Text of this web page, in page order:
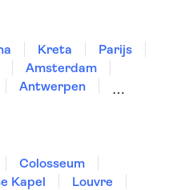
Kreta
Parijs
Amsterdam
Antwerpen
Colosseum
Kapel
Louvre